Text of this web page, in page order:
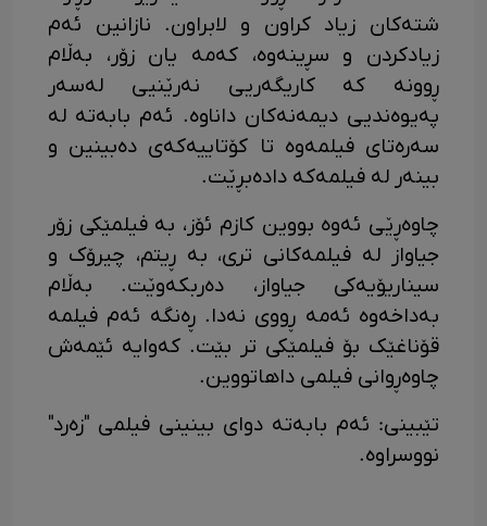
شتەکان زیاد کراون و لابراون. نازانین ئەم
زیادکردن و سڕینەوە، کەمە یان زۆر، بەڵام
ڕوونە کە کاریگەریی نەرێنیی لەسەر
پەیوەندیی دیمەنەکان داناوە. ئەم بابەتە لە
سەرەتای فیلمەوە تا کۆتاییەکەی دەبینین و
بینەر لە فیلمەکە دادەبڕێت.
چاوەڕێی ئەوە بووین کازم ئۆز، بە فیلمێکی زۆر
جیاواز لە فیلمەکانی تری، بە ڕیتم، چیرۆک و
سیناریۆیەکی جیاواز، دەربکەوێت. بەڵام
بەداخەوە ئەمە ڕووی نەدا. ڕەنگە ئەم فیلمە
قۆناغێک بۆ فیلمێکی تر بێت. کەوایە ئێمەش
چاوەڕوانی فیلمی داهاتووین.
تێبینی: ئەم بابەتە دوای بینینی فیلمی "زەرد"
نووسراوە.